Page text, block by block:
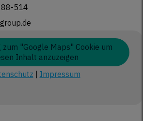
514
zum "Google Maps" Cookie um
Inhalt anzuzeigen
Impressum